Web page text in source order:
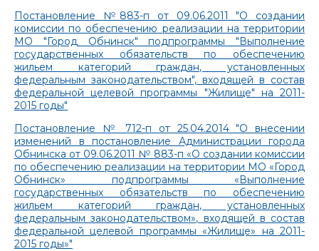
Постановление №883-п от 09.06.2011 "О создании
комиссии по обеспечению реализации на территории
МО "Город Обнинск" подпрограммы "Выполнение
государственных обязательств по обеспечению
жильем категорий граждан, установленных
федеральным законодательством", входящей в состав
федеральной целевой программы "Жилище" на 2011-
2015 годы"
Постановление № 712-п от 25.04.2014 "О внесении
изменений в постановление Администрации города
Обнинска от 09.06.2011 № 883-п «О создании комиссии
по обеспечению реализации на территории МО «Город
Обнинск» подпрограммы «Выполнение
государственных обязательств по обеспечению
жильем категорий граждан, установленных
федеральным законодательством», входящей в состав
федеральной целевой программы «Жилище» на 2011-
2015 годы»"